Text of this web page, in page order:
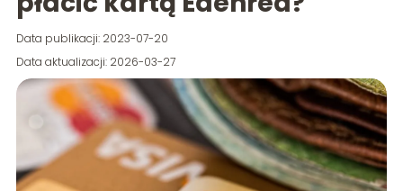
Data publikacji: 2023-07-20
Data aktualizacji: 2026-03-27